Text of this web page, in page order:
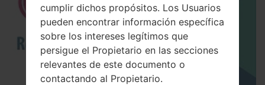
cumplir dichos propósitos. Los Usuarios
pueden encontrar información específica
sobre los intereses legítimos que
persigue el Propietario en las secciones
relevantes de este documento o
contactando al Propietario.